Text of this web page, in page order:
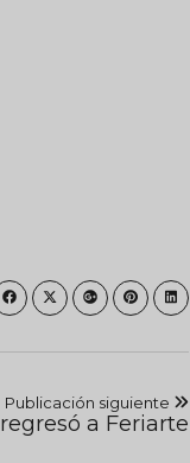
Publicación siguiente
a Feriarte